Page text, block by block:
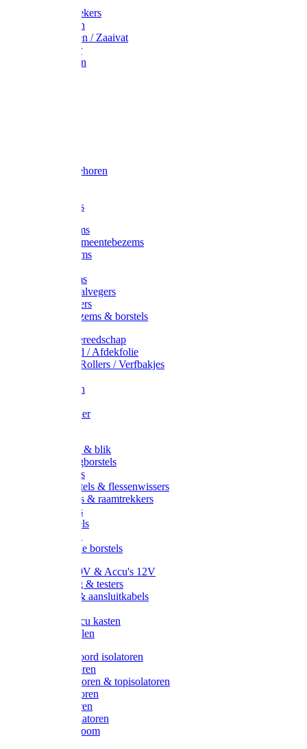
Graskantstekers
Verticuteren
Strooiwagen / Zaaivat
Grasmaaier
Grasscharen
Slede toebehoren
Composters
Straatbezems
Stads- / Gemeentebezems
Terrasbezems
Gootbezems
Kamer-/Zaalvegers
Vloertrekkers
Onkruidbezems & borstels
Schildersgereedschap
Afplakband / Afdekfolie
Kwasten / Rollers / Verfbakjes
Afdekfoliën
Schuurpapier
Handveger & blik
Voetenveegborstels
Handvegers
Afwasborstels & flessenwissers
Wasborstels & raamtrekkers
Tonborstels
Werkborstels
Hygienische borstels
Batterijen 9V & Accu's 12V
Beveiliging & testers
Kabelsets & aansluitkabels
Metalen accu kasten
Zonnepanelen
Draad & koord isolatoren
Ringisolatoren
Extra isolatoren & topisolatoren
Hoekisolatoren
Lintisolatoren
Afstandisolatoren
Isolatorenboom